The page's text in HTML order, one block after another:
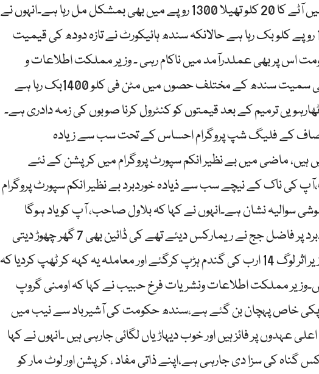
سرکاری نرخ 138 روپے ہے، سندھ میں آٹے کا 20 کلو تھیلا 1300 روپے میں بھی بمشکل مل رہا ہے۔انہوں نے
کہا کہ سندھ بھر میں تازہ دودھ 130 روپے کلو بک رہا ہے حالانکہ سندھ ہائیکورٹ نے تازہ دودھ کی قیمیت
حکومت اس پر بھی عملدرآمد میں ناکام رہی ۔ وزیر مملکت اطلاعات و
نشریات فرخ حبیب نے کہا کہ کراچی سمیت سندھ کے مختلف حصوں میں مٹن فی کلو 1400بک رہا ہے
750 روپے ہے،اٹھارہویں ترمیم کے بعد قیمتوں کو کنٹرول کرنا صوبوں کی زمہ دادری ہے۔
کے فلیگ شپ پروگرام احساس کے تحت سب سے زیادہ
ہیں، ماضی میں بے نظیر انکم سپورٹ پروگرام میں کرپشن کے نئے
کی ناک کے نیچے سب سے ذیادہ خوردبرد بے نظیر انکم سپورٹ پروگرام
سوالیہ نشان ہے۔انہوں نے کہا کہ بلاول صاحب، آپ کو یاد ہوگا
لاڑکانہ کے ترقیاتی پروگرام میں خوردبرد پر فاضل جج نے ریمارکس دیئے تھے کی ڈائین بھی 7 گھر چھوڑ دیتی
ہے،آپ کی سرپرستی میں آپ کے زیر اثر لوگ 14 ارب کی گندم ہڑپ کرگئے اور معاملہ یہ کہہ کر ٹھپ کردیا کہ
مملکت اطلاعات ونشریات فرخ حبیب نے کہا کہ اومنی گروپ
آپکی خاص پہچان بن گئے ہے،سندھ حکومت کی آشیرباد سے نیب میں
عہدوں پر فائز ہیں اور خوب دیہاڑیاں لگائی جارہی ہیں ۔انہوں نے کہا
گناہ کی سزا دی جارہی ہے،اپنے ذاتی مفاد ، کرپشن اور لوٹ مار کو